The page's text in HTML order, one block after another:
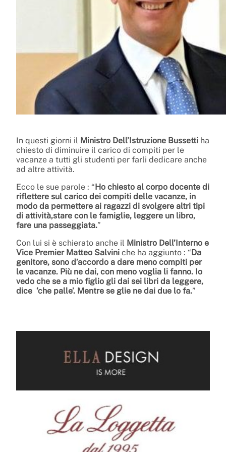
In questi giorni il Ministro Dell’Istruzione Bussetti ha
chiesto di diminuire il carico di compiti per le
vacanze a tutti gli studenti per farli dedicare anche
ad altre attività.
Ecco le sue parole : “ Ho chiesto al corpo docente di
riflettere sul carico dei compiti delle vacanze, in
modo da permettere ai ragazzi di svolgere altri tipi
di attività,stare con le famiglie, leggere un libro,
fare una passeggiata.”
Con lui si è schierato anche il Ministro Dell’Interno e
Vice Premier Matteo Salvini che ha aggiunto : “ Da
genitore, sono d’accordo a dare meno compiti per
le vacanze. Più ne dai, con meno voglia li fanno. Io
vedo che se a mio figlio gli dai sei libri da leggere,
dice ‘che palle’. Mentre se glie ne dai due lo fa.”